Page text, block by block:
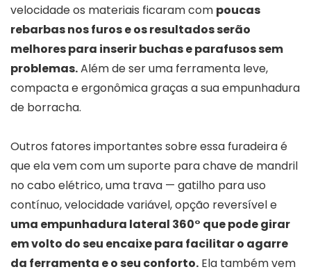
velocidade os materiais ficaram com poucas
rebarbas nos furos e os resultados serão
melhores para inserir buchas e parafusos sem
problemas.Além de ser uma ferramenta leve,
compacta e ergonômica graças a sua empunhadura
de borracha.
Outros fatores importantes sobre essa furadeira é
que ela vem com um suporte para chave de mandril
no cabo elétrico, uma trava — gatilho para uso
contínuo, velocidade variável, opção reversível e
uma empunhadura lateral 360° que pode girar
em volto do seu encaixe para facilitar o agarre
da ferramenta e o seu conforto. Ela também vem